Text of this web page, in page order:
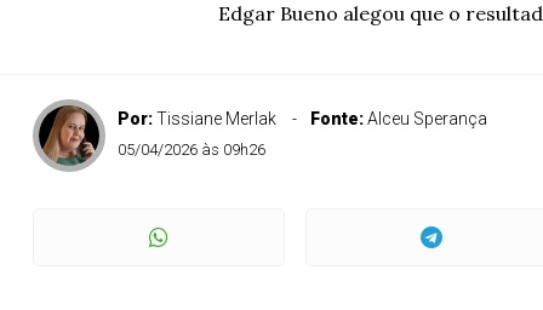
Edgar Bueno alegou que o
Por:Tissiane Merlak Fonte:Alceu Sperança
05/04/2026 às 09h26